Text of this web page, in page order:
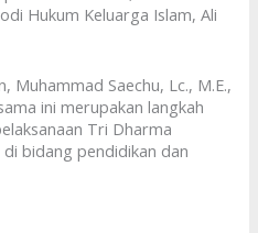
Hukum Keluarga Islam, Ali
Muhammad Saechu, Lc., M.E.,
ini merupakan langkah
Tri Dharma
bidang pendidikan dan